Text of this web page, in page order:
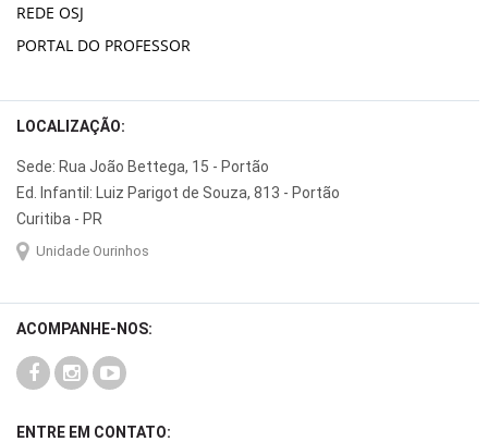
REDE OSJ
PORTAL DO PROFESSOR
LOCALIZAÇÃO:
Sede: Rua João Bettega, 15 - Portão
Ed. Infantil: Luiz Parigot de Souza, 813 - Portão
Curitiba - PR
Unidade Ourinhos
ACOMPANHE-NOS:
ENTRE EM CONTATO: